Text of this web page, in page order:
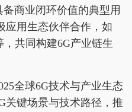
商业闭环价值的典型用
应用生态伙伴合作，如
共同构建6G产业链生
全球6G技术与产业生态
关键场景与技术路径，推